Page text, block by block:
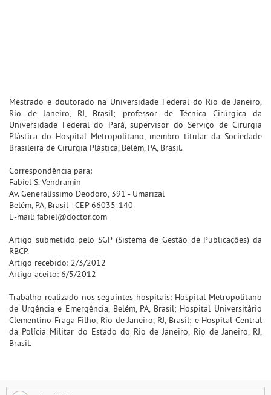
Mestrado e doutorado na Universidade Federal do Rio de Janeiro,
Rio de Janeiro, RJ, Brasil; professor de Técnica Cirúrgica da
Universidade Federal do Pará, supervisor do Serviço de Cirurgia
Plástica do Hospital Metropolitano, membro titular da Sociedade
Brasileira de Cirurgia Plástica, Belém, PA, Brasil.
Correspondência para:
Fabiel S. Vendramin
Av. Generalíssimo Deodoro, 391 - Umarizal
Belém, PA, Brasil - CEP 66035-140
E-mail: fabiel@doctor.com
Artigo submetido pelo SGP (Sistema de Gestão de Publicações) da
RBCP.
Artigo recebido: 2/3/2012
Artigo aceito: 6/5/2012
Trabalho realizado nos seguintes hospitais: Hospital Metropolitano
de Urgência e Emergência, Belém, PA, Brasil; Hospital Universitário
Clementino Fraga Filho, Rio de Janeiro, RJ, Brasil; e Hospital Central
da Polícia Militar do Estado do Rio de Janeiro, Rio de Janeiro, RJ,
Brasil.